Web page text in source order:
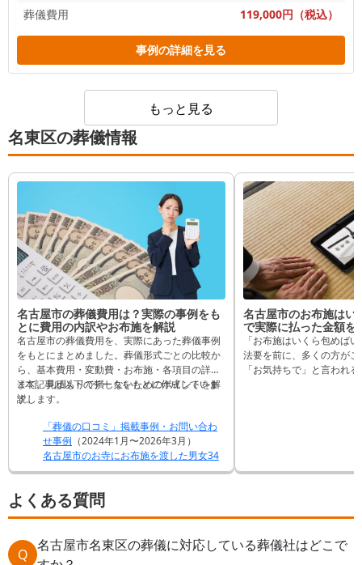
葬儀費用
119,000円（税込）
事例の詳細を見る
もっと見る
名東区の葬儀情報
名古屋市の葬儀費用は？実際の事例をも
とに費用の内訳やお布施を解説
名古屋市の葬儀費用を、実際にあった葬儀事例
をもとにまとめました。葬儀形式ごとの比較か
ら、基本費用・変動費・お布施・各項目の詳細
まで、見積もりで損しないためのポイントを解
説します。
※本記事は以下のデータをもとに作成していま
す。
「葬儀の口コミ」掲載事例・お問い合わ
せ事例 （2024年1月〜2026年3月）
名古屋市のお寺にお布施を渡した男女34
名を対象としたWebアンケート調査（実
方法：Web／調査元：株式会社ディライ
ト）
名古屋市のお布施はい
で実際に払った金額を
「お布施はいくら包めば
法要を前に、多くの方が
「お気持ちで」と言われ
として、お役立てください
よくある質問
Q
名古屋市名東区の葬儀に対応している葬儀社はどこで